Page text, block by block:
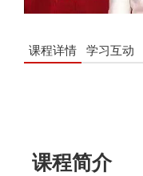
课程详情 学习互动
课程简介